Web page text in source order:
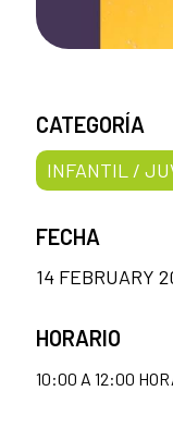
CATEGORÍA
INFANTIL /
FECHA
14 FEBRUARY
HORARIO
10:00 A 12:00